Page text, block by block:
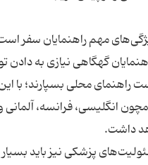
مهم راهنمایان سفر
گهگاهی نیازی به دادن
راهنمای محلی بسپارند؛ با
انگلیسی، فرانسه،
پزشکی نیز باید